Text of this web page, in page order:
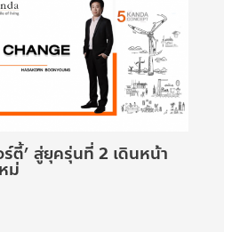
ตี้’ สู่ยุครุ่นที่ 2 เดินหน้า
ม่